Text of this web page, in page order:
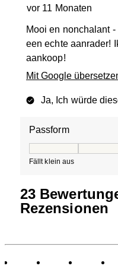
vor 11 Monaten
Mooi en nonchalant
een echte aanrader!
aankoop!
Mit Google
Ja, Ich würde
Passform
Fällt klein aus
23
Rezensionen